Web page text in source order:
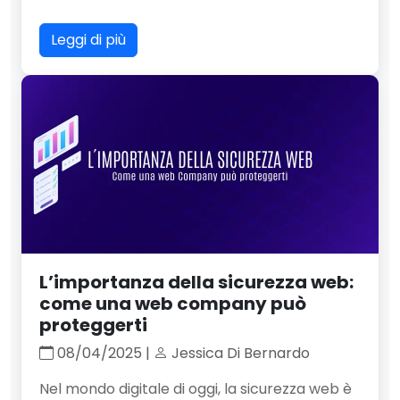
Leggi di più
L’importanza della sicurezza web:
come una web company può
proteggerti
08/04/2025 |
Jessica Di Bernardo
Nel mondo digitale di oggi, la sicurezza web è